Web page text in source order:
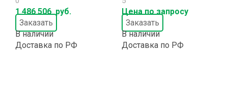
1 486 506руб.
Заказать
В наличии
Доставка по РФ
Цена по запросу
Заказать
В наличии
Доставка по РФ